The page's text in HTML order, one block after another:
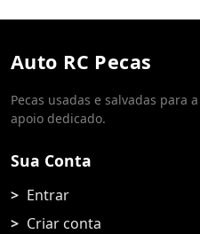
Auto RC Pecas
Pecas usadas e salvadas para
apoio dedicado.
Sua Conta
Entrar
Criar conta